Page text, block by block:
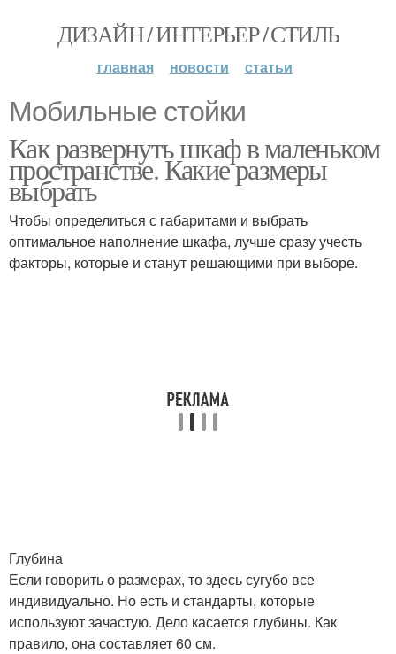
ДИЗАЙН / ИНТЕРЬЕР / СТИЛЬ
главная новости статьи
Мобильные стойки
Как развернуть шкаф в маленьком
пространстве. Какие размеры
выбрать
Чтобы определиться с габаритами и выбрать
оптимальное наполнение шкафа, лучше сразу учесть
факторы, которые и станут решающими при выборе.
Глубина
Если говорить о размерах, то здесь сугубо все
индивидуально. Но есть и стандарты, которые
используют зачастую. Дело касается глубины. Как
правило, она составляет 60 см.